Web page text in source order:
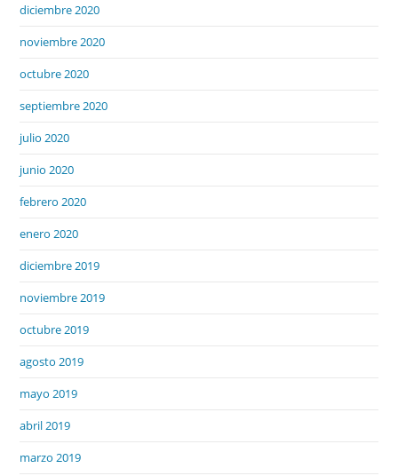
diciembre 2020
noviembre 2020
octubre 2020
septiembre 2020
julio 2020
junio 2020
febrero 2020
enero 2020
diciembre 2019
noviembre 2019
octubre 2019
agosto 2019
mayo 2019
abril 2019
marzo 2019